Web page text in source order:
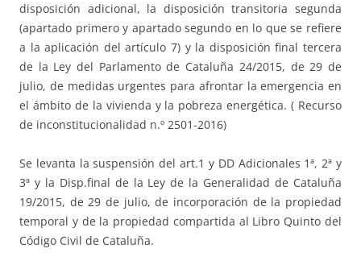
disposición adicional, la disposición transitoria segunda
(apartado primero y apartado segundo en lo que se refiere
a la aplicación del artículo 7) y la disposición final tercera
de la Ley del Parlamento de Cataluña 24/2015, de 29 de
julio, de medidas urgentes para afrontar la emergencia en
el ámbito de la vivienda y la pobreza energética. ( Recurso
de inconstitucionalidad n.º 2501-2016)
Se levanta la suspensión del art.1 y DD Adicionales 1ª, 2ª y
3ª y la Disp.final de la Ley de la Generalidad de Cataluña
19/2015, de 29 de julio, de incorporación de la propiedad
temporal y de la propiedad compartida al Libro Quinto del
Código Civil de Cataluña.